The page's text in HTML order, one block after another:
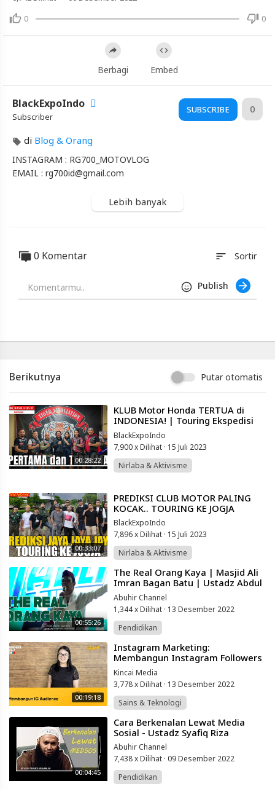
PUDJON
Artikel
Terbaru
Info
lanjut
TOURING
Platform
Published
Powered
Group
0 0
Berbagi Embed
BlackExpoIndo
Subscriber
SUBSCRIBE 0
di Blog & Orang
INSTAGRAM : RG700_MOTOVLOG
EMAIL : rg700id@gmail.com
Lebih banyak
0 Komentar sort Sortir
Publish
Berikutnya Putar otomatis
00:28:22
⁣KLUB Motor Honda TERTUA di
INDONESIA! | Touring Ekspedisi
Celebes. Season 3 Eps 35 Spesial
TAB
BlackExpoIndo
7,900 x Dilihat · 15 Juli 2023
Nirlaba & Aktivisme
00:33:07
⁣PREDIKSI CLUB MOTOR PALING
KOCAK.. TOURING KE JOGJA
BlackExpoIndo
7,896 x Dilihat · 15 Juli 2023
Nirlaba & Aktivisme
00:55:26
⁣The Real Orang Kaya | Masjid Ali
Imran Bagan Batu | Ustadz Abdul
Somad
Abuhir Channel
1,344 x Dilihat · 13 Desember 2022
Pendidikan
00:19:18
⁣Instagram Marketing:
Membangun Instagram Followers
Lewat Analytics| Cara Tambah
Follower Organik
Kincai Media
3,778 x Dilihat · 13 Desember 2022
Sains & Teknologi
00:04:45
⁣Cara Berkenalan Lewat Media
Sosial - Ustadz Syafiq Riza
Abuhir Channel
7,438 x Dilihat · 09 Desember 2022
Pendidikan